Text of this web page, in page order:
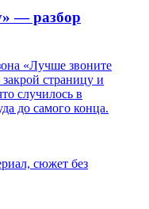
— разбор
«Лучше звоните
страницу и
случилось в
до самого конца.